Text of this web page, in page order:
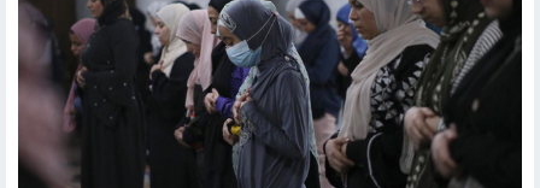
صلاة المرأة في الأماكن العامة بحضرة الرجال.. الأزهر والإفتاء
يحسمان الجدل